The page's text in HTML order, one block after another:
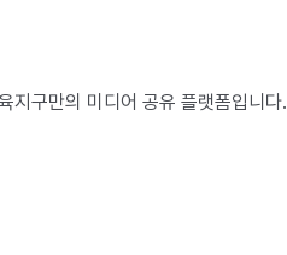
지구만의 미디어 공유 플랫폼입니다.